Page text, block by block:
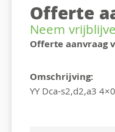
Offerte
Neem
Offerte aanvraag
Omschrijving:
YY Dca-s2,d2,a3